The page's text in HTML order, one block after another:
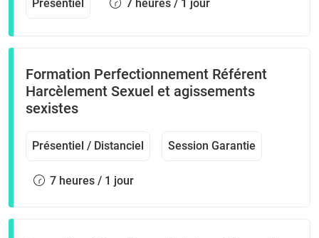
Présentiel 7 heures / 1 jour
Formation Perfectionnement Référent
Harcèlement Sexuel et agissements
sexistes
Présentiel / Distanciel Session Garantie
7 heures / 1 jour